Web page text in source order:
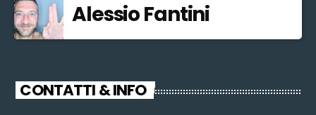
Alessio Fantini
CONTATTI & INFO